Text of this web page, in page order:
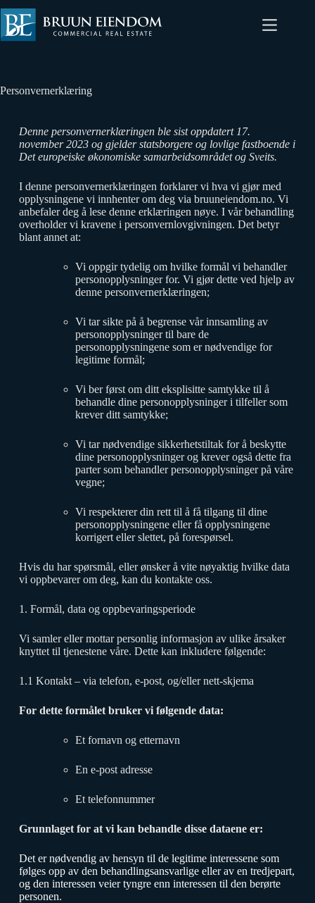
Personvernerklæring
Denne personvernerklæringen ble sist oppdatert 17.
november 2023 og gjelder statsborgere og lovlige fastboende i
Det europeiske økonomiske samarbeidsområdet og Sveits.
I denne personvernerklæringen forklarer vi hva vi gjør med
opplysningene vi innhenter om deg via bruuneiendom.no. Vi
anbefaler deg å lese denne erklæringen nøye. I vår behandling
overholder vi kravene i personvernlovgivningen. Det betyr
blant annet at:
Vi oppgir tydelig om hvilke formål vi behandler
personopplysninger for. Vi gjør dette ved hjelp av
denne personvernerklæringen;
Vi tar sikte på å begrense vår innsamling av
personopplysninger til bare de
personopplysningene som er nødvendige for
legitime formål;
Vi ber først om ditt eksplisitte samtykke til å
behandle dine personopplysninger i tilfeller som
krever ditt samtykke;
Vi tar nødvendige sikkerhetstiltak for å beskytte
dine personopplysninger og krever også dette fra
parter som behandler personopplysninger på våre
vegne;
Vi respekterer din rett til å få tilgang til dine
personopplysningene eller få opplysningene
korrigert eller slettet, på forespørsel.
Hvis du har spørsmål, eller ønsker å vite nøyaktig hvilke data
vi oppbevarer om deg, kan du kontakte oss.
1. Formål, data og oppbevaringsperiode
Vi samler eller mottar personlig informasjon av ulike årsaker
knyttet til tjenestene våre. Dette kan inkludere følgende:
1.1 Kontakt – via telefon, e-post, og/eller nett-skjema
For dette formålet bruker vi følgende data:
Et fornavn og etternavn
En e-post adresse
Et telefonnummer
Grunnlaget for at vi kan behandle disse dataene er:
Det er nødvendig av hensyn til de legitime interessene som
følges opp av den behandlingsansvarlige eller av en tredjepart,
og den interessen veier tyngre enn interessen til den berørte
personen.